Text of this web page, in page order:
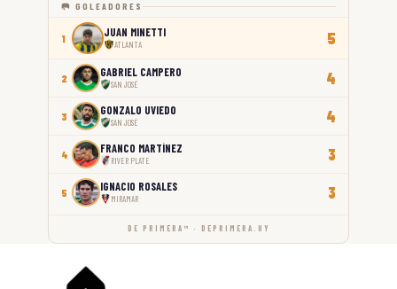
🥅 GOLEADORES
1 JUAN MINETTI
ATLANTA 5
2 GABRIEL CAMPERO
SAN JOSÉ 4
3 GONZALO UVIEDO
SAN JOSÉ 4
4 FRANCO MARTÍNEZ
RIVER PLATE 3
5 IGNACIO ROSALES
MIRAMAR 3
DE PRIMERA™ · DEPRIMERA.UY